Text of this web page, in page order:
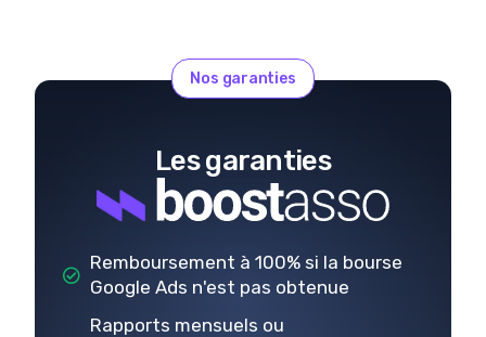
Nos garanties
Les garanties
Remboursement à 100% si la bourse
Google Ads n'est pas obtenue
Rapports mensuels ou